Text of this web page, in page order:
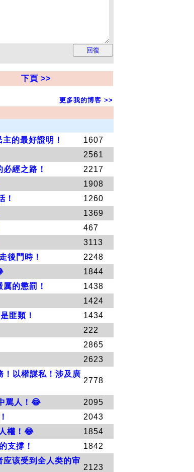
下頁 >>
更多我的博客 >>
的最好證明！
1607
2561
經之路！
2217
1908
！
1260
1369
467
3113
後門時！
2248
1844
的懲罰！
1438
1424
匪類！
1434
222
2865
2623
以權謀私！涉及廣
2778
罵人！😂
2095
2043
權！😂
1854
支撐！
1842
该受到全人类的审
2123